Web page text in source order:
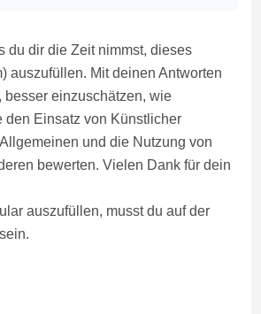
du dir die Zeit nimmst, dieses
auszufüllen. Mit deinen Antworten
besser einzuschätzen, wie
den Einsatz von Künstlicher
und die Nutzung von
bewerten. Vielen Dank für dein
auszufüllen, musst du auf der
sein.